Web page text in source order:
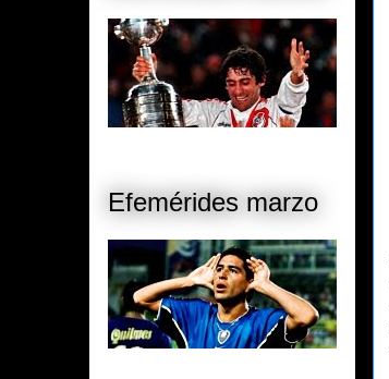
Efemérides marzo